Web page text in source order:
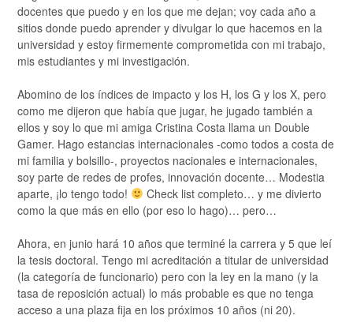
docentes que puedo y en los que me dejan; voy cada año a
sitios donde puedo aprender y divulgar lo que hacemos en la
universidad y estoy firmemente comprometida con mi trabajo,
mis estudiantes y mi investigación.
Abomino de los índices de impacto y los H, los G y los X, pero
como me dijeron que había que jugar, he jugado también a
ellos y soy lo que mi amiga Cristina Costa llama un Double
Gamer. Hago estancias internacionales -como todos a costa de
mi familia y bolsillo-, proyectos nacionales e internacionales,
soy parte de redes de profes, innovación docente… Modestia
aparte, ¡lo tengo todo!
Check list completo… y me divierto
como la que más en ello (por eso lo hago)… pero…
Ahora, en junio hará 10 años que terminé la carrera y 5 que leí
la tesis doctoral. Tengo mi acreditación a titular de universidad
(la categoría de funcionario) pero con la ley en la mano (y la
tasa de reposición actual) lo más probable es que no tenga
acceso a una plaza fija en los próximos 10 años (ni 20).